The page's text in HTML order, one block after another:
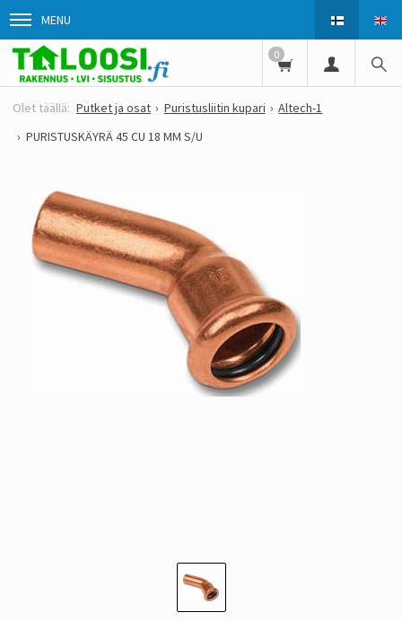
MENU
0
Putket ja osat Puristusliitin kupari
Altech-1
PURISTUSKÄYRÄ 45 CU 18 MM S/U